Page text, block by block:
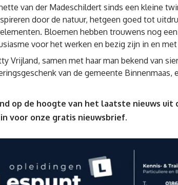
van der Madeschildert sinds een kleine
door de natuur, hetgeen goed tot
Bloemen hebben trouwens nog
voor het werken en bezig zijn in en
Vrijland, samen met haar man bekend van
van de gemeente
op de hoogte van het laatste nieuws uit
in voor onze gratis nieuwsbrief.